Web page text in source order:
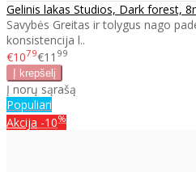
Gelinis lakas Studios, Dark forest,
Savybės Greitas ir tolygus nago
konsistencija l..
€1079€11 99
Į norų sąrašą
Populiari
Akcija -10%